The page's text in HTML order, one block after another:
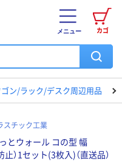
カゴ
メニュー
ン/ラック/デスク周辺用品
スチック工業
とウォール コの型 幅
1セット(3枚入)（直送品）